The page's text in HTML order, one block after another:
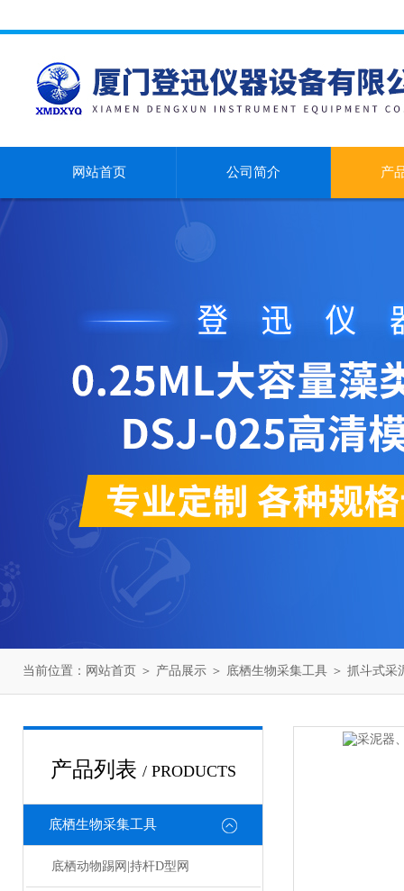
网站首页 公司简介 产
当前位置： 网站首页 ＞ 产品展示 ＞ 底栖生物采集工具 ＞ 抓斗式采
产品列表 / PRODUCTS
底栖生物采集工具
底栖动物踢网|持杆D型网